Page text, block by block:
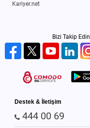
Kariyer.net
Bizi Takip Edin
Destek & İletişim
444 00 69